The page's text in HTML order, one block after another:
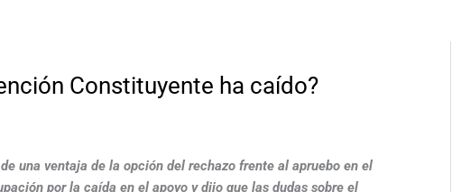
Constituyente ha caído?
una ventaja de la opción del rechazo frente al apruebo en el
por la caída en el apoyo y dijo que las dudas sobre el